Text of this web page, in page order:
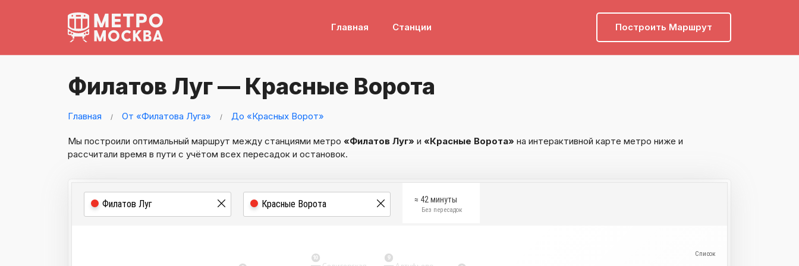
Главная Станции Построить Маршрут
Филатов Луг — Красные Ворота
Главная От «Филатова Луга» До «Красных Ворот»
Мы построили оптимальный маршрут между станциями метро «Филатов Луг» и «Красные Ворота» на интерактивной карте метро ниже и
рассчитали время в пути с учётом всех пересадок и остановок.
≈ 42 минуты
Без пересадок
9
10